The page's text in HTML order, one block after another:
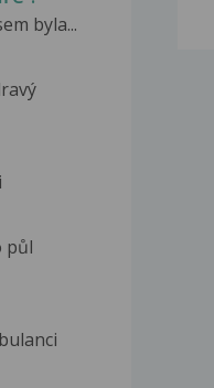
byla...
půl